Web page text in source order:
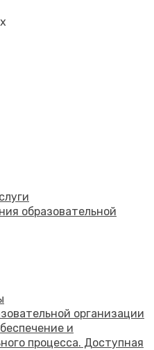
образовательной
организации
и
процесса. Доступная